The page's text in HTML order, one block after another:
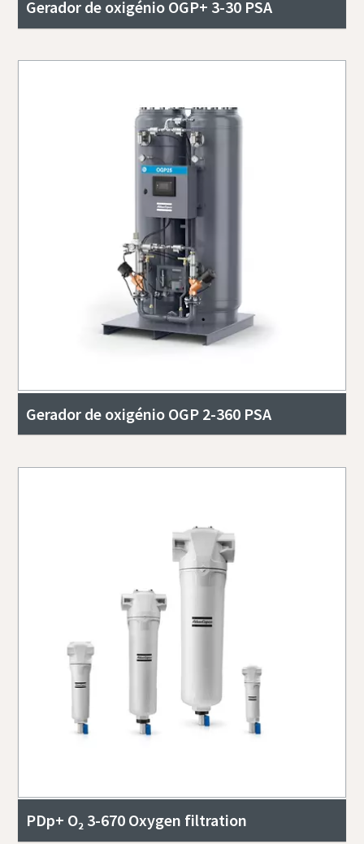
Gerador de oxigénio OGP+ 3-30 PSA
Gerador de oxigénio OGP 2-360 PSA
PDp+ O₂ 3-670 Oxygen filtration